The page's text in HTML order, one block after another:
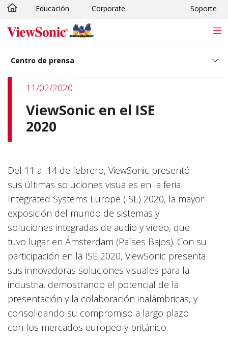
Skip to main content
Educación Corporate Soporte
Centro de prensa
11/02/2020
ViewSonic en el ISE
2020
Del 11 al 14 de febrero, ViewSonic presentó
sus últimas soluciones visuales en la feria
Integrated Systems Europe (ISE) 2020, la mayor
exposición del mundo de sistemas y
soluciones integradas de audio y vídeo, que
tuvo lugar en Ámsterdam (Países Bajos). Con su
participación en la ISE 2020, ViewSonic presenta
sus innovadoras soluciones visuales para la
industria, demostrando el potencial de la
presentación y la colaboración inalámbricas, y
consolidando su compromiso a largo plazo
con los mercados europeo y británico.